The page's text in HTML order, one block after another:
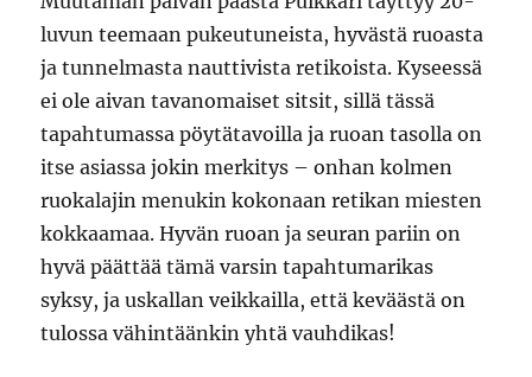
luvun teemaan pukeutuneista, hyvästä ruoasta
ja tunnelmasta nauttivista retikoista. Kyseessä
ei ole aivan tavanomaiset sitsit, sillä tässä
tapahtumassa pöytätavoilla ja ruoan tasolla on
itse asiassa jokin merkitys – onhan kolmen
ruokalajin menukin kokonaan retikan miesten
kokkaamaa. Hyvän ruoan ja seuran pariin on
hyvä päättää tämä varsin tapahtumarikas
syksy, ja uskallan veikkailla, että keväästä on
tulossa vähintäänkin yhtä vauhdikas!